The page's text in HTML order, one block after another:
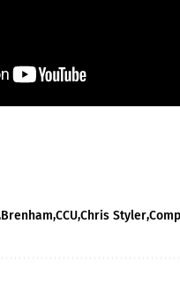
BrenhamCCUChris Styler